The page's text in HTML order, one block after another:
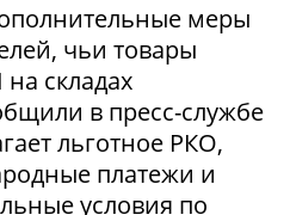
меры
чьи товары
складах
в пресс-службе
льготное РКО,
платежи и
условия по